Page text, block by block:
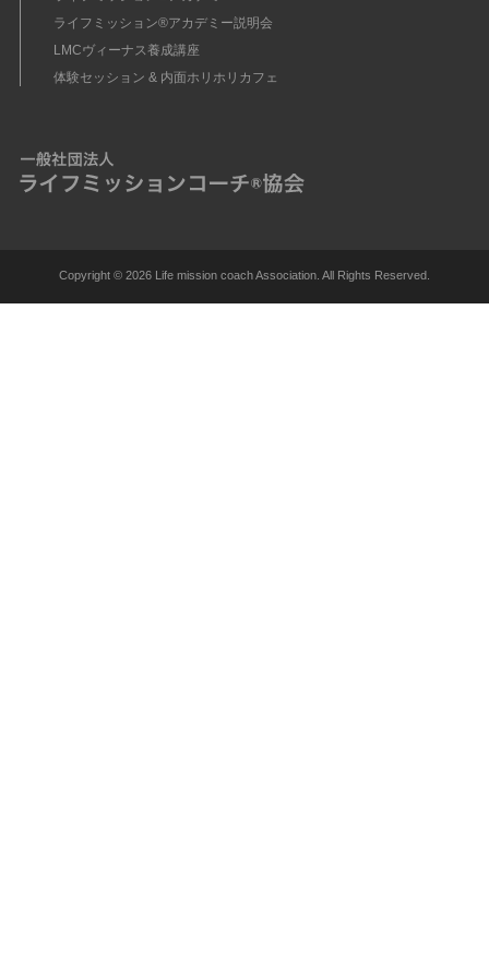
ライフミッション®︎アカデミー説明会
LMCヴィーナス養成講座
体験セッション & 内面ホリホリカフェ
Copyright © 2026 Life mission coach Association. All Rights Reserved.